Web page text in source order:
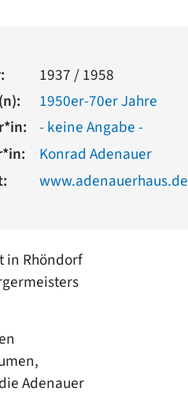
1937 / 1958
1950er-70er Jahre
- keine Angabe -
Konrad Adenauer
www.adenauerhaus.de
in Rhöndorf
Adenauer